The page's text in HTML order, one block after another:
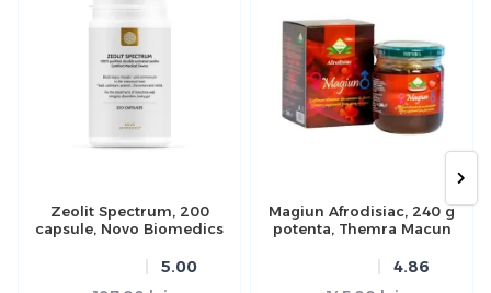
Zeolit Spectrum, 200
capsule, Novo Biomedics
5.00
Magiun Afrodisiac, 240 g
potenta, Themra Macun
4.86